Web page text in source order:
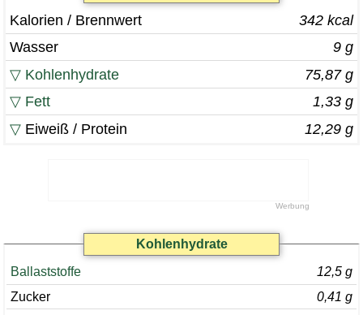
Kalorien / Brennwert
342 kcal
Wasser
9 g
▽ Kohlenhydrate
75,87 g
▽ Fett
1,33 g
▽Eiweiß / Protein 12,29 g
Kohlenhydrate
Ballaststoffe
12,5 g
Zucker
0,41 g